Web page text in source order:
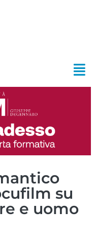
su
e uomo